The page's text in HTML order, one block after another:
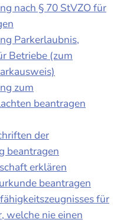
nach § 70 StVZO für
Parkerlaubnis,
Betriebe (zum
zum
beantragen
der
beantragen
erklären
beantragen
für
welche nie einen